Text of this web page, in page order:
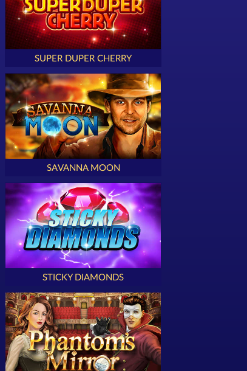
SUPER DUPER CHERRY
SAVANNA MOON
STICKY DIAMONDS